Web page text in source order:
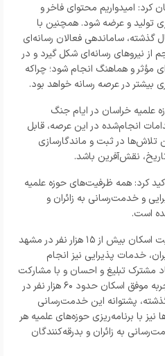
کرد: امیدواریم محتوای فاخر و
تولید و عرضه شود. همچنین با
گذشته، ساماندهی فعالان رسانه‌ای
از نیروهای رسانه‌ای شکل گیرد و در
مؤثر و هماهنگ انجام شود؛ چراکه
بیشتر در عرصه رسانه خواهد بود.
علمیه خراسان در ایام جنگ
انجام‌شده در این عرصه، قابل
تلاش‌ها در ثبت و ماندگارسازی
نقش‌آفرین باشد.
کرد: همه ظرفیت‌های حوزه علمیه
و خدمت‌رسانی به زائران و
است.
وی در پایان خاطرنشان کرد: ظرفیت اسکان بیش از ۱۵ هزار نفر در مشهد
خدمات پذیرایی نیز انجام
مشترک تبلیغ و احسان و با مشارکت
نهادهای حوزوی صورت گرفته و تجربه موفق اسکان حدود ۶۰ هزار نفر در
پشتوانه این خدمت‌رسانی
با برنامه‌ریزی حوزه‌های علمیه هر
به زائران و بدرقه‌کنندگان